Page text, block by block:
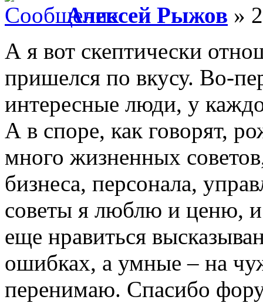
Алексей Рыжов »
А я вот скептически
пришелся по вкусу. Во-
интересные люди, у
А в споре, как говорят,
много жизненных
бизнеса, персонала,
советы я люблю и ценю,
еще нравиться
ошибках, а умные – на
перенимаю. Спасибо